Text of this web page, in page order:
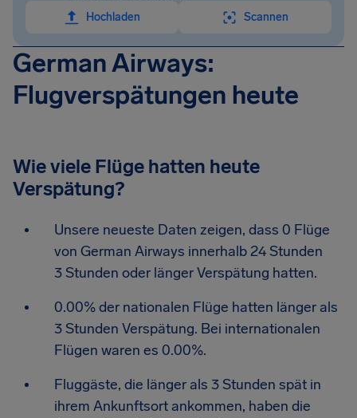
Hochladen
Scannen
German Airways:
Flugverspätungen heute
Wie viele Flüge hatten heute
Verspätung?
Unsere neueste Daten zeigen, dass 0 Flüge
von German Airways innerhalb 24 Stunden
3 Stunden oder länger Verspätung hatten.
0.00% der nationalen Flüge hatten länger als
3 Stunden Verspätung. Bei internationalen
Flügen waren es 0.00%.
Fluggäste, die länger als 3 Stunden spät in
ihrem Ankunftsort ankommen, haben die